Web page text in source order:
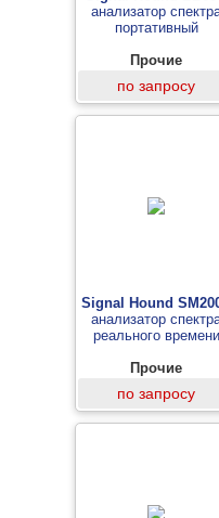
анализатор
портативный
Прочие
по запросу
Signal Hound
анализатор
реального времени
Прочие
по запросу